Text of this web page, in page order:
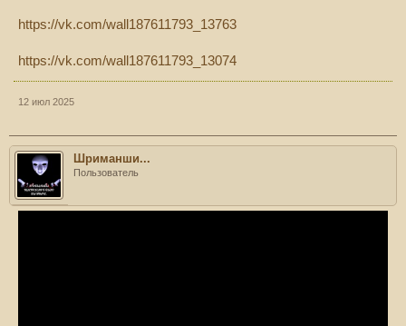
https://vk.com/wall187611793_13763
https://vk.com/wall187611793_13074
12 июл 2025
Шриманши...
Пользователь